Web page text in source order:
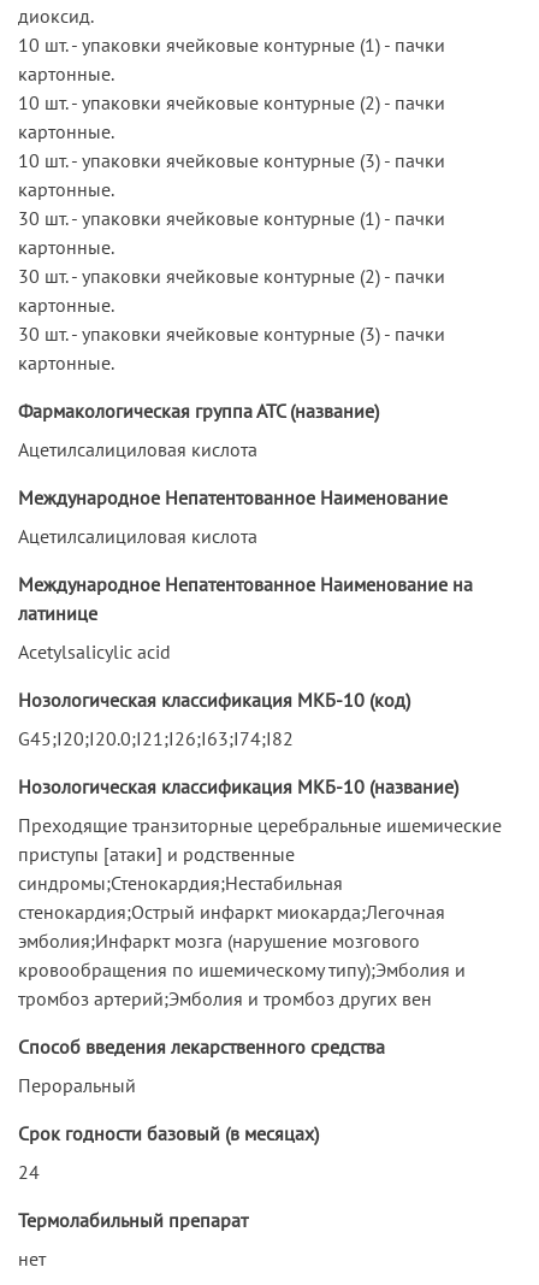
диоксид.
10 шт. - упаковки ячейковые контурные (1) - пачки
картонные.
10 шт. - упаковки ячейковые контурные (2) - пачки
картонные.
10 шт. - упаковки ячейковые контурные (3) - пачки
картонные.
30 шт. - упаковки ячейковые контурные (1) - пачки
картонные.
30 шт. - упаковки ячейковые контурные (2) - пачки
картонные.
30 шт. - упаковки ячейковые контурные (3) - пачки
картонные.
Фармакологическая группа АТС (название)
Ацетилсалициловая кислота
Международное Непатентованное Наименование
Ацетилсалициловая кислота
Международное Непатентованное Наименование на
латинице
Acetylsalicylic acid
Нозологическая классификация МКБ-10 (код)
G45;I20;I20.0;I21;I26;I63;I74;I82
Нозологическая классификация МКБ-10 (название)
Преходящие транзиторные церебральные ишемические
приступы [атаки] и родственные
синдромы;Стенокардия;Нестабильная
стенокардия;Острый инфаркт миокарда;Легочная
эмболия;Инфаркт мозга (нарушение мозгового
кровообращения по ишемическому типу);Эмболия и
тромбоз артерий;Эмболия и тромбоз других вен
Способ введения лекарственного средства
Пероральный
Срок годности базовый (в месяцах)
24
Термолабильный препарат
нет